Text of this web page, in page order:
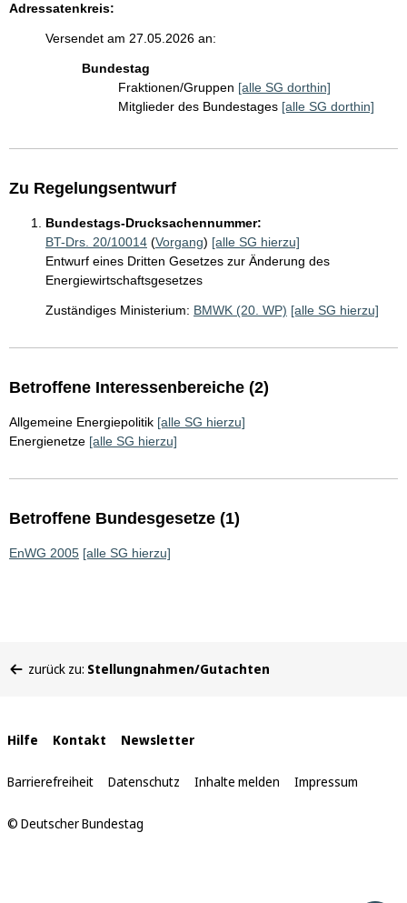
Adressatenkreis:
Versendet am 27.05.2026 an:
Bundestag
Fraktionen/Gruppen [alle SG dorthin]
Mitglieder des Bundestages [alle SG dorthin]
Zu Regelungsentwurf
Bundestags-Drucksachennummer:
BT-Drs. 20/10014 (Vorgang) [alle SG hierzu]
Entwurf eines Dritten Gesetzes zur Änderung des
Energiewirtschaftsgesetzes
Zuständiges Ministerium: BMWK (20. WP) [alle SG hierzu]
Betroffene Interessenbereiche (2)
Allgemeine Energiepolitik [alle SG hierzu]
Energienetze [alle SG hierzu]
Betroffene Bundesgesetze (1)
EnWG 2005 [alle SG hierzu]
befinden
zurück zu: Stellungnahmen/Gutachten
Interne
Links
Hilfe Kontakt Newsletter
Barrierefreiheit Datenschutz Inhalte melden Impressum
© Deutscher Bundestag